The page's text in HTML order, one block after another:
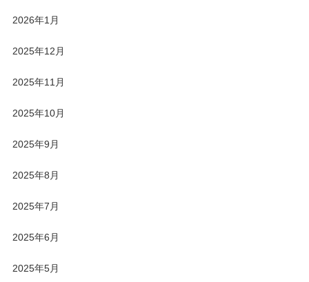
2026年1月
2025年12月
2025年11月
2025年10月
2025年9月
2025年8月
2025年7月
2025年6月
2025年5月